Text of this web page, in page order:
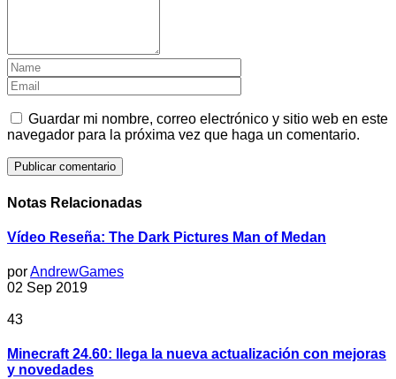
Guardar mi nombre, correo electrónico y sitio web en este
navegador para la próxima vez que haga un comentario.
Notas Relacionadas
Vídeo Reseña: The Dark Pictures Man of Medan
porAndrewGames
02 Sep 2019
43
Minecraft 24.60: llega la nueva actualización con mejoras
y novedades